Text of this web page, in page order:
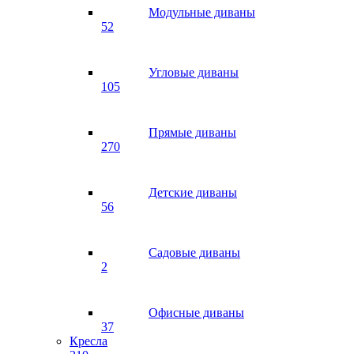
Модульные диваны
52
Угловые диваны
105
Прямые диваны
270
Детские диваны
56
Садовые диваны
2
Офисные диваны
37
Кресла